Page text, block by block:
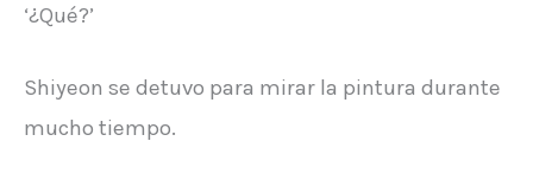
‘¿Qué?’
Shiyeon se detuvo para mirar la pintura durante
mucho tiempo.